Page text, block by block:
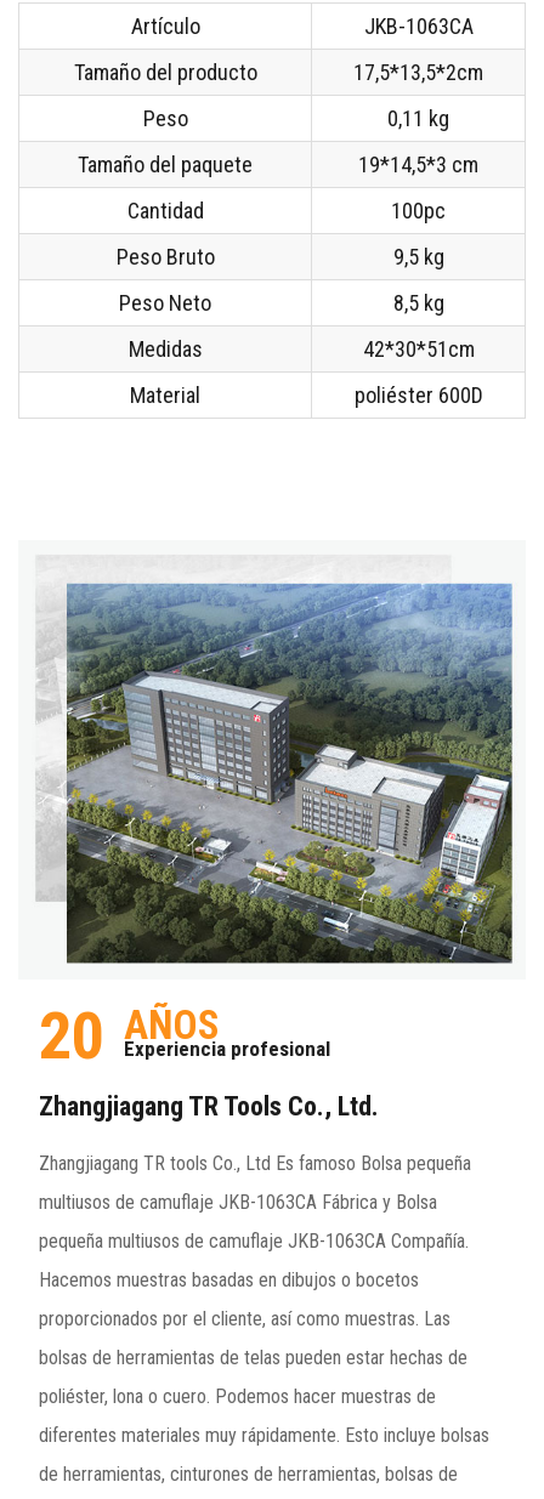
Artículo
JKB-1063CA
Tamaño del producto
17,5*13,5*2cm
Peso
0,11 kg
Tamaño del paquete
19*14,5*3 cm
Cantidad
100pc
Peso Bruto
9,5 kg
Peso Neto
8,5 kg
Medidas
42*30*51cm
Material
poliéster 600D
20 AÑOS
Experiencia profesional
Zhangjiagang TR Tools Co., Ltd.
Zhangjiagang TR tools Co., Ltd Es famoso Bolsa pequeña
multiusos de camuflaje JKB-1063CA Fábrica y Bolsa
pequeña multiusos de camuflaje JKB-1063CA Compañía.
Hacemos muestras basadas en dibujos o bocetos
proporcionados por el cliente, así como muestras. Las
bolsas de herramientas de telas pueden estar hechas de
poliéster, lona o cuero. Podemos hacer muestras de
diferentes materiales muy rápidamente. Esto incluye bolsas
de herramientas, cinturones de herramientas, bolsas de